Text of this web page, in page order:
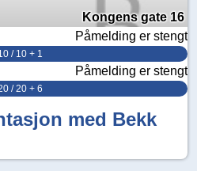
Kongens gate 16
Påmelding er stengt
/ 10 + 1
Påmelding er stengt
/ 20 + 6
med Bekk